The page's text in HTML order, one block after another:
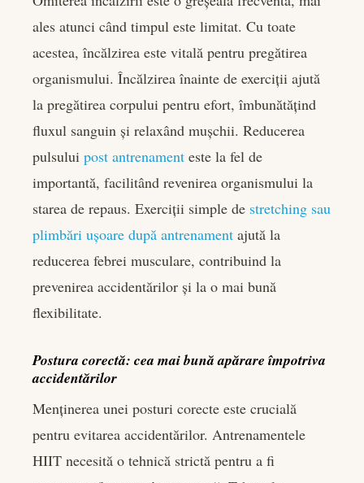
ales atunci când timpul este limitat. Cu toate
acestea, încălzirea este vitală pentru pregătirea
organismului. Încălzirea înainte de exerciții ajută
la pregătirea corpului pentru efort, îmbunătățind
fluxul sanguin și relaxând mușchii. Reducerea
pulsului post antrenament este la fel de
importantă, facilitând revenirea organismului la
starea de repaus. Exerciții simple de stretching sau
plimbări ușoare după antrenament ajută la
reducerea febrei musculare, contribuind la
prevenirea accidentărilor și la o mai bună
flexibilitate.
Postura corectă: cea mai bună apărare împotriva
accidentărilor
Menținerea unei posturi corecte este crucială
pentru evitarea accidentărilor. Antrenamentele
HIIT necesită o tehnică strictă pentru a fi